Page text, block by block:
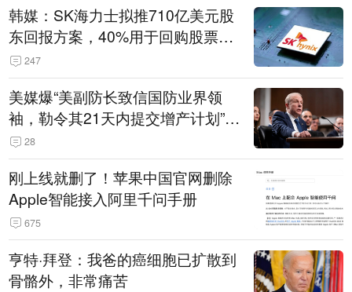
韩媒：SK海力士拟推710亿美元股
东回报方案，40%用于回购股票，
相当于美股发行规模
247
美媒爆“美副防长致信国防业界领
袖，勒令其21天内提交增产计划”，
五角大楼回应
28
刚上线就删了！苹果中国官网删除
Apple智能接入阿里千问手册
675
亨特·拜登：我爸的癌细胞已扩散到
骨骼外，非常痛苦